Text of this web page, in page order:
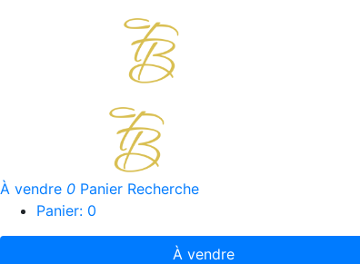
À vendre 0 Panier Recherche
Panier: 0
À vendre